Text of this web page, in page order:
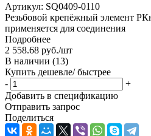
Артикул: SQ0409-0110
Резьбовой крепёжный элемент
применяется для соединения
Подробнее
2 558.68 руб./шт
В наличии (13)
Купить дешевле/ быстрее
-
+
Добавить в спецификацию
Отправить запрос
Поделиться